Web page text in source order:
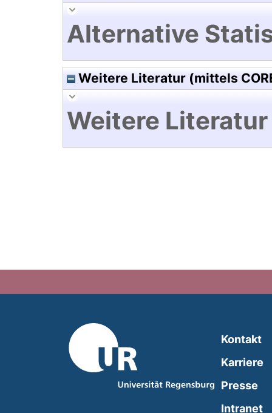
Alternative
Weitere Literatur (mittels
Weitere
Kontakt
Karriere
Presse
Intranet